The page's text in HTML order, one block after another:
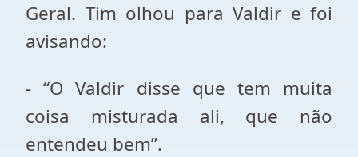
Geral. Tim olhou para Valdir e foi
avisando:
- “O Valdir disse que tem muita
coisa misturada ali, que não
entendeu bem”.